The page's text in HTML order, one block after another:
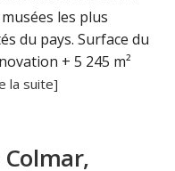
les plus
du pays. Surface du
+ 5 245 m²
la suite]